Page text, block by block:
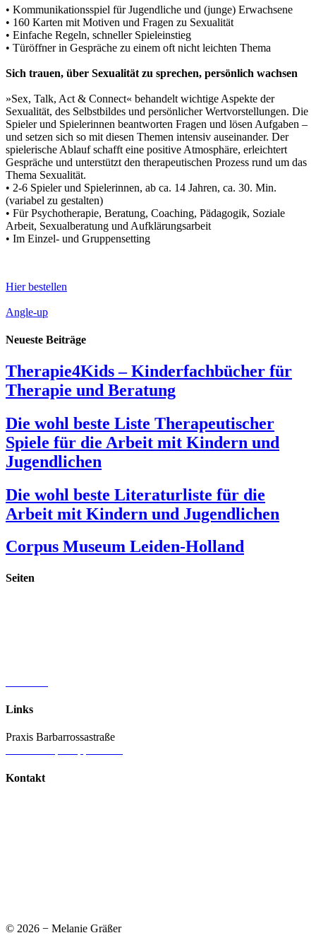
• Kommunikationsspiel für Jugendliche und (junge) Erwachsene
• 160 Karten mit Motiven und Fragen zu Sexualität
• Einfache Regeln, schneller Spieleinstieg
• Türöffner in Gespräche zu einem oft nicht leichten Thema
Sich trauen, über Sexualität zu sprechen, persönlich wachsen
»Sex, Talk, Act & Connect« behandelt wichtige Aspekte der
Sexualität, des Selbstbildes und persönlicher Wertvorstellungen. Die
Spieler und Spielerinnen beantworten Fragen und lösen Aufgaben –
und setzen sich so mit diesen Themen intensiv auseinander. Der
spielerische Ablauf schafft eine positive Atmosphäre, erleichtert
Gespräche und unterstützt den therapeutischen Prozess rund um das
Thema Sexualität.
• 2-6 Spieler und Spielerinnen, ab ca. 14 Jahren, ca. 30. Min.
(variabel zu gestalten)
• Für Psychotherapie, Beratung, Coaching, Pädagogik, Soziale
Arbeit, Sexualberatung und Aufklärungsarbeit
• Im Einzel- und Gruppensetting
Hier bestellen
Angle-up
Neueste Beiträge
Therapie4Kids – Kinderfachbücher für
Therapie und Beratung
Die wohl beste Liste Therapeutischer
Spiele für die Arbeit mit Kindern und
Jugendlichen
Die wohl beste Literaturliste für die
Arbeit mit Kindern und Jugendlichen
Corpus Museum Leiden-Holland
Seiten
Links
Praxis Barbarrossastraße
Kontakt
© 2026 − Melanie Gräßer